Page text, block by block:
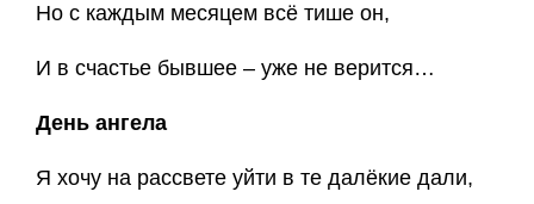
Но с каждым месяцем всё тише он,
И в счастье бывшее – уже не верится…
День ангела
Я хочу на рассвете уйти в те далёкие дали,